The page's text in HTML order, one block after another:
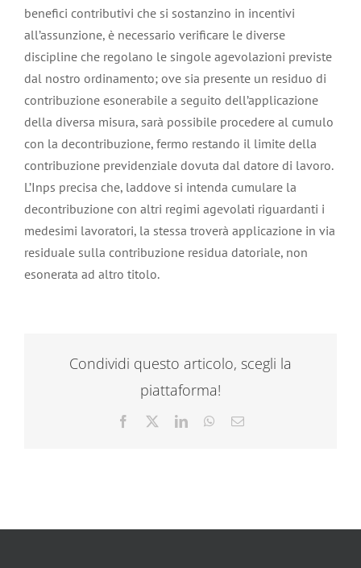
benefici contributivi che si sostanzino in incentivi
all’assunzione, è necessario verificare le diverse
discipline che regolano le singole agevolazioni previste
dal nostro ordinamento; ove sia presente un residuo di
contribuzione esonerabile a seguito dell’applicazione
della diversa misura, sarà possibile procedere al cumulo
con la decontribuzione, fermo restando il limite della
contribuzione previdenziale dovuta dal datore di lavoro.
L’Inps precisa che, laddove si intenda cumulare la
decontribuzione con altri regimi agevolati riguardanti i
medesimi lavoratori, la stessa troverà applicazione in via
residuale sulla contribuzione residua datoriale, non
esonerata ad altro titolo.
Condividi questo articolo, scegli la
piattaforma!
Facebook LinkedInWhatsApp
Email